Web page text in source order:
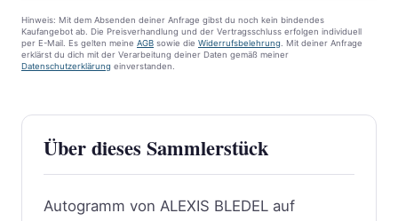
Hinweis: Mit dem Absenden deiner Anfrage gibst du noch kein bindendes
Kaufangebot ab. Die Preisverhandlung und der Vertragsschluss erfolgen individuell
per E-Mail. Es gelten meine AGB sowie die Widerrufsbelehrung . Mit deiner Anfrage
erklärst du dich mit der Verarbeitung deiner Daten gemäß meiner
Datenschutzerklärung einverstanden.
Über dieses Sammlerstück
Autogramm von ALEXIS BLEDEL auf